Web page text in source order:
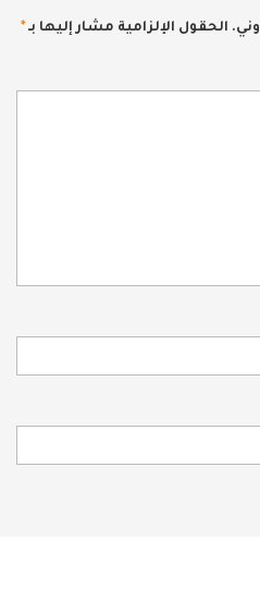
الحقول الإلزامية مشار إليها بـ*